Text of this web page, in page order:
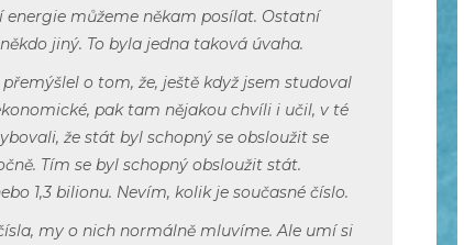
energie můžeme někam posílat. Ostatní
jiný. To byla jedna taková úvaha.
o tom, že, ještě když jsem studoval
pak tam nějakou chvíli i učil, v té
že stát byl schopný se obsloužit se
Tím se byl schopný obsloužit stát.
1,3 bilionu. Nevím, kolik je současné číslo.
my o nich normálně mluvíme. Ale umí si